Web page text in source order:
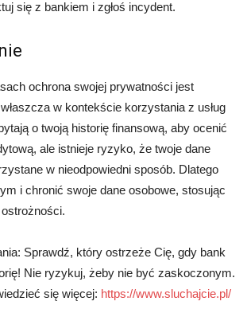
się z bankiem i zgłoś incydent.
ochrona swojej prywatności jest
w kontekście korzystania z usług
o twoją historię finansową, aby ocenić
ale istnieje ryzyko, że twoje dane
w nieodpowiedni sposób. Dlatego
i chronić swoje dane osobowe, stosując
Sprawdź, który ostrzeże Cię, gdy bank
Nie ryzykuj, żeby nie być zaskoczonym.
się więcej: https://www.sluchajcie.pl/